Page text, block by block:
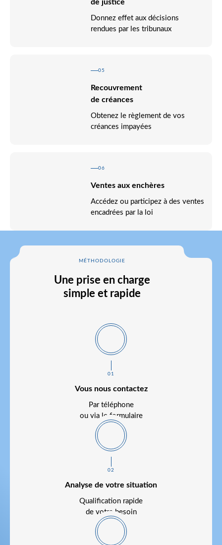
de justice
Donnez effet aux décisions
rendues par les tribunaux
05
Recouvrement
de créances
Obtenez le règlement de vos
créances impayées
06
Ventes aux enchères
Accédez ou participez à des ventes
encadrées par la loi
MÉTHODOLOGIE
Une prise en charge
simple et rapide
01
Vous nous contactez
Par téléphone
ou via le formulaire
02
Analyse de votre situation
Qualification rapide
de votre besoin